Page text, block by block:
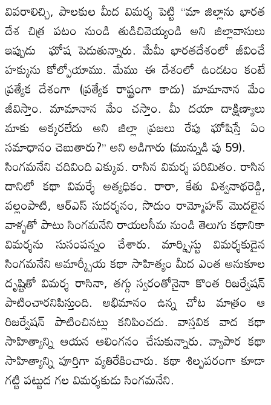
వివరాలిచ్చి, పాల‌కుల‌ మీద విమర్శ పెట్టి ‘‘మా జిల్లాను భారత
దేశ చిత్ర పటం నుండి తుడిచివెయ్యండి అని జిల్లావాసులు
ఇప్పుడు ఘోష పెడుతున్నారు. మేమీ భారతదేశంలో జీవించే
హక్కును కోల్పోయాము. మేము ఈ దేశంలో ఉండటం కంటే
ప్రత్యేక దేశంగా (ప్రత్యేక రాష్ట్రంగా కాదు) మామానాన మేం
జీవిస్తాం. మామానాన మేం చస్తాం. మీ దయా దాక్షిణ్యాలు
మాకు అక్కరలేదు అని జిల్లా ప్రజలు రేపు ఘోషిస్తే ఏం
సమాధానం చెబుతారు?’’ అని అడిగారు (మున్నుడి పు 59).
సింగమనేని చదివింది ఎక్కువ. రాసిన విమర్శ పరిమితం. రాసిన
దానిలో కథా విమర్శే అత్యధికం. రారా, కేతు విశ్వనాథరెడ్డి,
వ‌ల్లంపాటి, ఆర్ఎస్ సుదర్శనం, సొదుం రామ్మోహన్ మొదలైన
వాళ్ళతో పాటు సింగమనేని రాయల‌సీమ నుండి తెలుగు కథానికా
విమర్శను సుసంపన్నం చేశారు. మార్క్సిస్టు విమర్శకుడైన
సింగమనేని అమార్క్సీయ కథా సాహిత్యం మీద ఎంత అనుకూల‌
దృష్టితో విమర్శ రాసినా, తగ్గు స్వరంతోనైనా కొంత రిజర్వేషన్
పాటించారనిపిస్తుంది. అభిమానం ఉన్న చోట మాత్రం ఆ
రిజర్వేషన్ పాటించినట్లు కనిపించదు. వాస్తవిక వాద కథా
సాహిత్యాన్ని ఆయన ఆలింగనం చేసుకున్నారు. వ్యాపార కథా
సాహిత్యాన్ని పూర్తిగా వ్యతిరేకించారు. కథా శిల్ప‌పరంగా కూడా
గట్టి పట్టుద గల‌ విమర్శకుడు సింగమనేని.